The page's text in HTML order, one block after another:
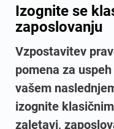
Izognite se
zaposlovanju
Vzpostavitev
pomena za
vašem
izognite
zaletavi,